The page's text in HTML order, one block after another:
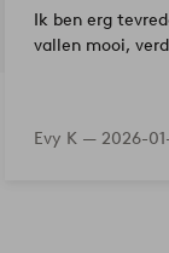
Ik ben erg
vallen mooi,
Evy K — 2026-